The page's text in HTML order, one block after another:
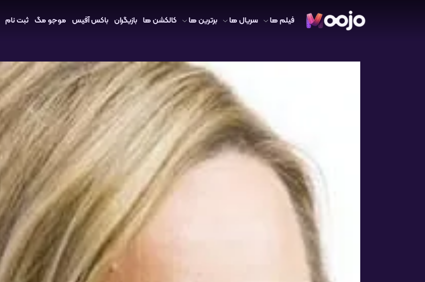
فیلم ها سریال ها برترین ها کالکشن ها بازیگران باکس آفیس موجو مگ ثبت نام